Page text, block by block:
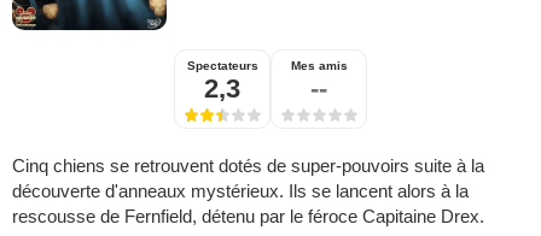
Spectateurs
2,3
Mes amis
--
Cinq chiens se retrouvent dotés de super-pouvoirs suite à la
découverte d'anneaux mystérieux. Ils se lancent alors à la
rescousse de Fernfield, détenu par le féroce Capitaine Drex.